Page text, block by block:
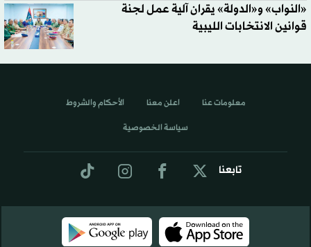
«النواب» و«الدولة» يقران آلية عمل لجنة
قوانين الانتخابات الليبية
تابعنا
معلومات عنا اعلن معنا الأحكام والشروط
سياسة الخصوصية